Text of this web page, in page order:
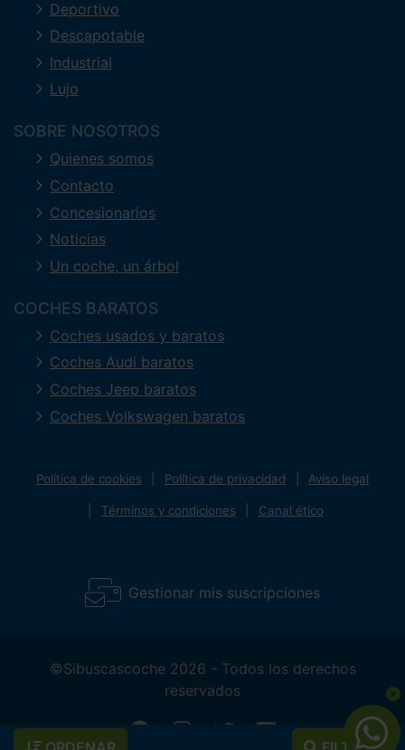
Deportivo
Descapotable
Industrial
Lujo
SOBRE NOSOTROS
Quienes somos
Contacto
Concesionarios
Noticias
Un coche, un árbol
COCHES BARATOS
Coches usados y baratos
Coches Audi baratos
Coches Jeep baratos
Coches Volkswagen baratos
Política de cookies Política de privacidad Aviso legal
Términos y condiciones Canal ético
Gestionar mis suscripciones
©Sibuscascoche 2026 - Todos los derechos
reservados